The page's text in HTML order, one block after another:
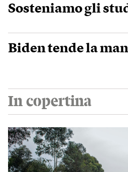
Sosteniamo gli
Biden tende la
In copertina